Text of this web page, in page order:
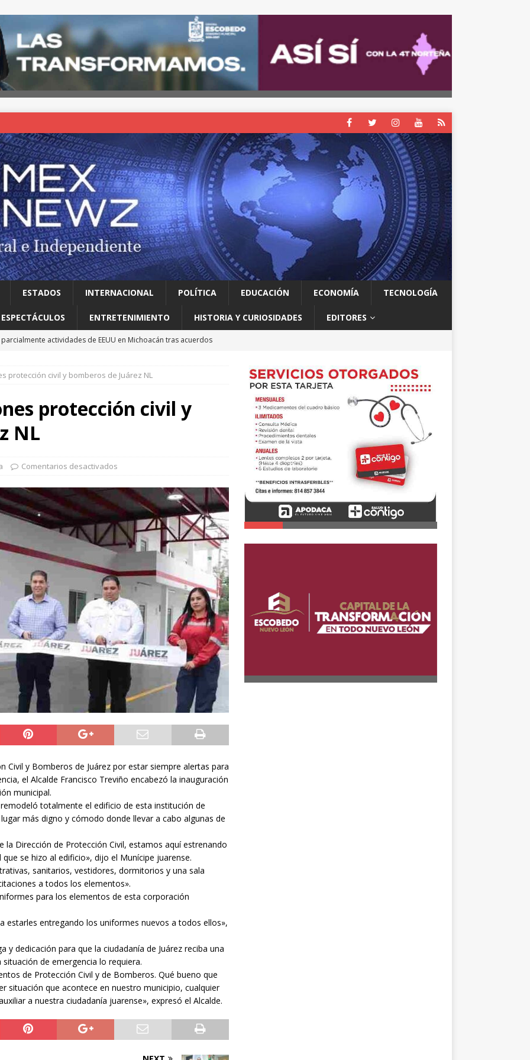
ESTADOS INTERNACIONAL POLÍTICA EDUCACIÓN ECONOMÍA TECNOLOGÍA
ESPECTÁCULOS ENTRETENIMIENTO HISTORIA Y CURIOSIDADES EDITORES
actividades de EEUU en Michoacán tras acuerdos
el gallo
HISTORIA Y CURIOSIDADES
ciudadanos el abandono institucional: Waldo
LOCAL
Mijes ‘Modo Transformación’ para que llegue a NL un gobierno
protección civil y bomberos de Juárez NL
protección civil y
NL
Comentarios desactivados
Civil y Bomberos de Juárez por estar siempre alertas para
el Alcalde Francisco Treviño encabezó la inauguración
municipal.
totalmente el edificio de esta institución de
más digno y cómodo donde llevar a cabo algunas de
Dirección de Protección Civil, estamos aquí estrenando
se hizo al edificio», dijo el Munícipe juarense.
sanitarios, vestidores, dormitorios y una sala
a todos los elementos».
para los elementos de esta corporación
estarles entregando los uniformes nuevos a todos ellos»,
dedicación para que la ciudadanía de Juárez reciba una
de emergencia lo requiera.
de Protección Civil y de Bomberos. Qué bueno que
situación que acontece en nuestro municipio, cualquier
a nuestra ciudadanía juarense», expresó el Alcalde.